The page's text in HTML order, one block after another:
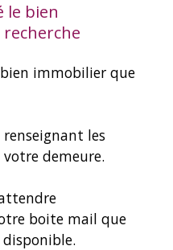
le bien
immobilier que
les
demeure.
boite mail que